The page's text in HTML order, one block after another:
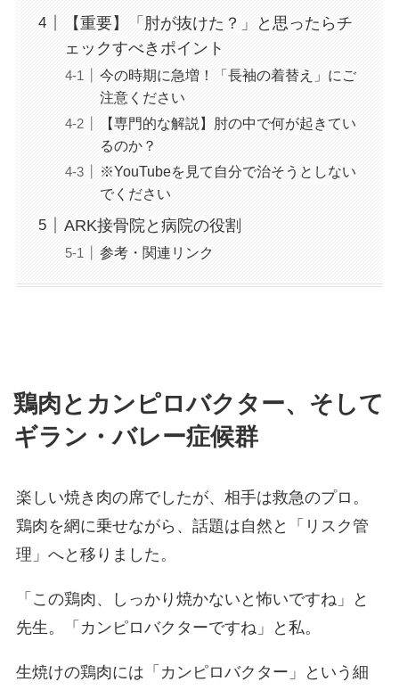
【重要】「肘が抜けた？」と思ったらチ
ェックすべきポイント
今の時期に急増！「長袖の着替え」にご
注意ください
【専門的な解説】肘の中で何が起きてい
るのか？
※YouTubeを見て自分で治そうとしない
でください
ARK接骨院と病院の役割
参考・関連リンク
鶏肉とカンピロバクター、そして
ギラン・バレー症候群
楽しい焼き肉の席でしたが、相手は救急のプロ。
鶏肉を網に乗せながら、話題は自然と「リスク管
理」へと移りました。
「この鶏肉、しっかり焼かないと怖いですね」と
先生。「カンピロバクターですね」と私。
生焼けの鶏肉には「カンピロバクター」という細